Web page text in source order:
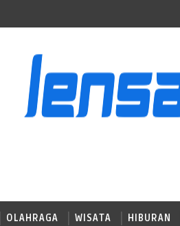
OLAHRAGA WISATA HIBURAN